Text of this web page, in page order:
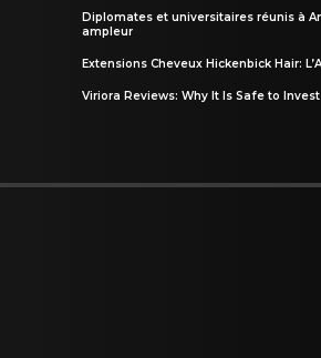
Diplomates et universitaires réunis à
ampleur
Extensions Cheveux Hickenbick Hair:
Viriora Reviews: Why It Is Safe to